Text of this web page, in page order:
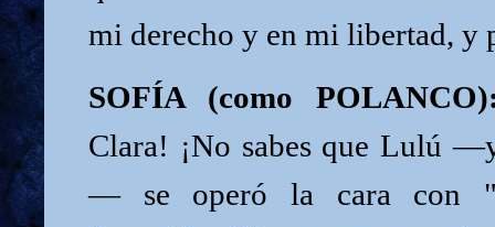
mi derecho y en mi libertad, y
SOFÍA (como
Clara! ¡No sabes que Lulú
— se operó la cara con